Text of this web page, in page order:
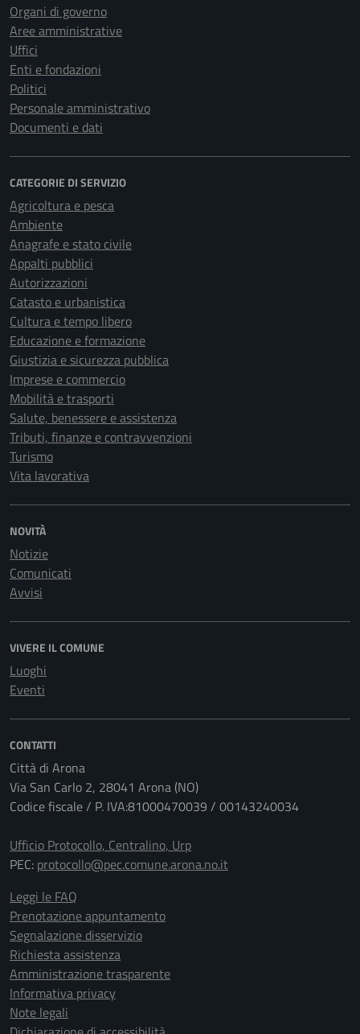
Organi di governo
Aree amministrative
Uffici
Enti e fondazioni
Politici
Personale amministrativo
Documenti e dati
CATEGORIE DI SERVIZIO
Agricoltura e pesca
Ambiente
Anagrafe e stato civile
Appalti pubblici
Autorizzazioni
Catasto e urbanistica
Cultura e tempo libero
Educazione e formazione
Giustizia e sicurezza pubblica
Imprese e commercio
Mobilità e trasporti
Salute, benessere e assistenza
Tributi, finanze e contravvenzioni
Turismo
Vita lavorativa
NOVITÀ
Notizie
Comunicati
Avvisi
VIVERE IL COMUNE
Luoghi
Eventi
CONTATTI
Città di Arona
Via San Carlo 2, 28041 Arona (NO)
Codice fiscale / P. IVA:81000470039 / 00143240034
Ufficio Protocollo, Centralino, Urp
PEC: protocollo@pec.comune.arona.no.it
Leggi le FAQ
Prenotazione appuntamento
Segnalazione disservizio
Richiesta assistenza
Amministrazione trasparente
Informativa privacy
Note legali